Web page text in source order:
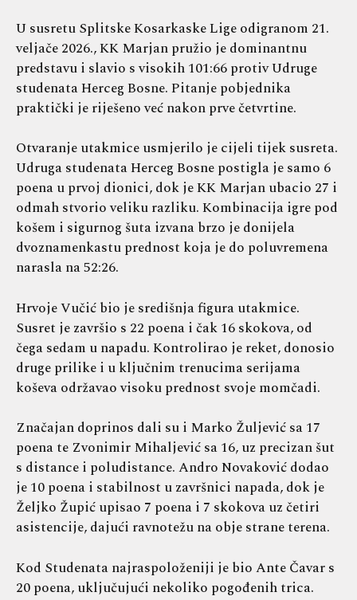
U susretu Splitske Kosarkaske Lige odigranom 21.
veljače 2026., KK Marjan pružio je dominantnu
predstavu i slavio s visokih 101:66 protiv Udruge
studenata Herceg Bosne. Pitanje pobjednika
praktički je riješeno već nakon prve četvrtine.
Otvaranje utakmice usmjerilo je cijeli tijek susreta.
Udruga studenata Herceg Bosne postigla je samo 6
poena u prvoj dionici, dok je KK Marjan ubacio 27 i
odmah stvorio veliku razliku. Kombinacija igre pod
košem i sigurnog šuta izvana brzo je donijela
dvoznamenkastu prednost koja je do poluvremena
narasla na 52:26.
Hrvoje Vučić bio je središnja figura utakmice.
Susret je završio s 22 poena i čak 16 skokova, od
čega sedam u napadu. Kontrolirao je reket, donosio
druge prilike i u ključnim trenucima serijama
koševa održavao visoku prednost svoje momčadi.
Značajan doprinos dali su i Marko Žuljević sa 17
poena te Zvonimir Mihaljević sa 16, uz precizan šut
s distance i poludistance. Andro Novaković dodao
je 10 poena i stabilnost u završnici napada, dok je
Željko Župić upisao 7 poena i 7 skokova uz četiri
asistencije, dajući ravnotežu na obje strane terena.
Kod Studenata najraspoloženiji je bio Ante Čavar s
20 poena, uključujući nekoliko pogođenih trica.